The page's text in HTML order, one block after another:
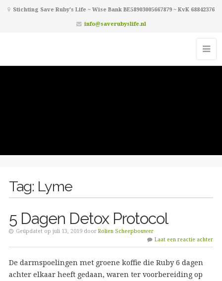
Stichting Save Ruby's Life ~ Wise Bank BE58903005667879 ~ KvK 68842376
info@saverubyslife.nl
Tag: Lyme
5 Dagen Detox Protocol
Geüpdatet op juli 13, 2019 door Rolien Scheepbouwer
Laat een reactie achter
De darmspoelingen met groene koffie die Ruby 6 dagen
achter elkaar heeft gedaan, waren ter voorbereiding op